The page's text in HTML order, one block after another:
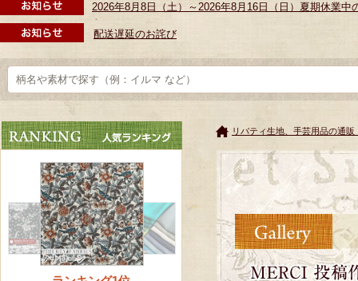
2026年8月8日（土）～2026年8月16日（日）夏期休業中
配送遅延のお詫び
リバティ生地、手芸用品の通